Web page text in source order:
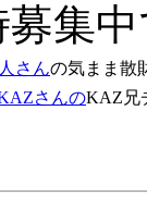
集
さんの気まま散
さんのKAZ兄